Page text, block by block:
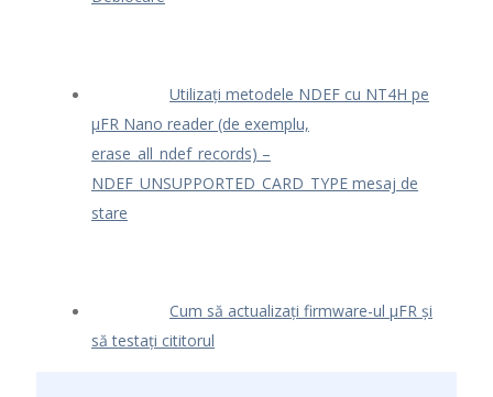
Utilizați metodele NDEF cu NT4H pe
μFR Nano reader (de exemplu,
erase_all_ndef_records) –
NDEF_UNSUPPORTED_CARD_TYPE mesaj de
stare
Cum să actualizați firmware-ul μFR și
să testați cititorul